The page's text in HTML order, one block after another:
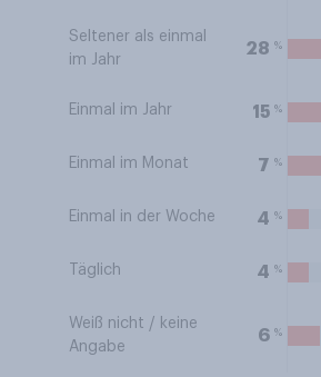
Seltener als einmal
im Jahr
28 %
Einmal im Jahr 15 %
Einmal im Monat 7 %
Einmal in der Woche 4 %
Täglich 4 %
Weiß nicht / keine
Angabe
6 %